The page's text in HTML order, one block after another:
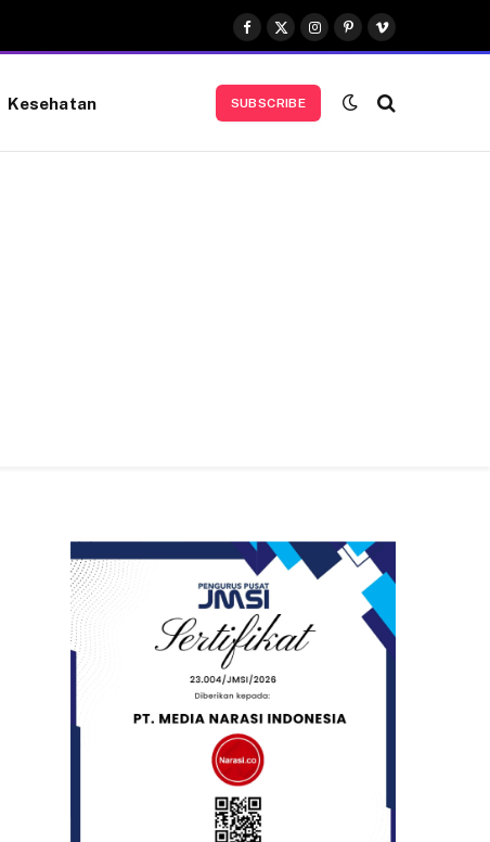
Facebook
X
(Twitter)
Instagram
Pinterest
Vimeo
Kesehatan SUBSCRIBE